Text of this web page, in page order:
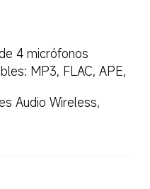
4 micrófonos
MP3, FLAC, APE,
Audio Wireless,